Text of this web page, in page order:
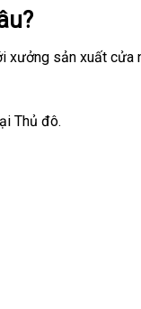
xưởng sản xuất cửa
Thủ đô.